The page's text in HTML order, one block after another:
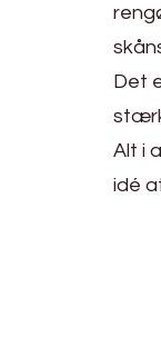
Det
Alt i
idé